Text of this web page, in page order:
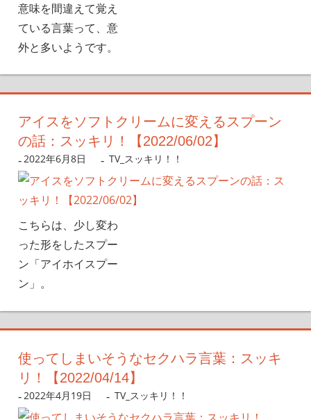
意味を間違えて覚え
ている言葉って、意
外と多いようです。
アイスをソフトクリームに変えるスプーン
の話：スッキリ！【2022/06/02】
2022年6月8日 nanigoto
TV_スッキリ！！
こちらは、少し変わ
った形をしたスプー
ン「アイホイスプー
ン」。
使ってしまいそうなセクハラ言葉：スッキ
リ！【2022/04/14】
2022年4月19日 nanigoto
TV_スッキリ！！